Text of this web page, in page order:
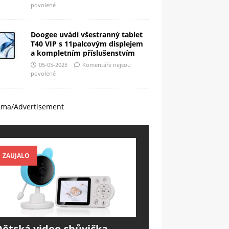
povolené
Doogee uvádí všestranný tablet
T40 VIP s 11palcovým displejem
a kompletním příslušenstvím
05-05-2025
Komentáře nejsou
povolené
Advertisement
ZAUJALO